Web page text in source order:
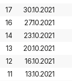
17
30.10.2021
16
27.10.2021
14
23.10.2021
13
20.10.2021
12
16.10.2021
11
13.10.2021